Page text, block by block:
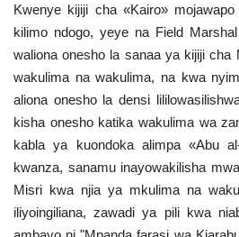
Kwenye kijiji cha «Kairo»
kilimo ndogo, yeye na Field
waliona onesho la sanaa ya kijiji cha
wakulima na wakulima, na kwa
aliona onesho la densi
kisha onesho katika wakulima wa
kabla ya kuondoka alimpa «Abu
kwanza, sanamu inayowakilisha
Misri kwa njia ya mkulima na
iliyoingiliana, zawadi ya pili kwa